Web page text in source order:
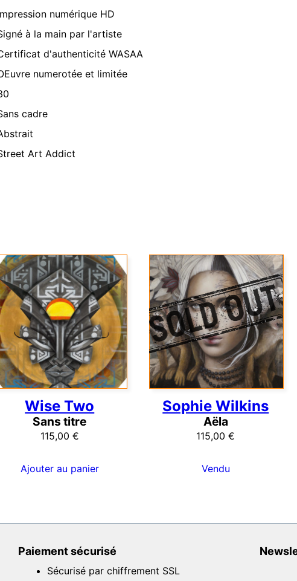
numérique HD
à la main par l'artiste
d'authenticité WASAA
numerotée et limitée
cadre
Art Addict
Wise Two
Sans titre
115,00 €
Ajouter au panier
Sophie Wilkins
Aëla
115,00€
Vendu
Paiement sécurisé
Sécurisé par chiffrement SSL